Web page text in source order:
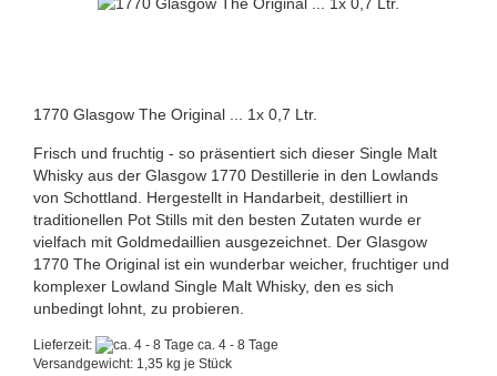
1770 Glasgow The Original ... 1x 0,7 Ltr.
Frisch und fruchtig - so präsentiert sich dieser Single Malt
Whisky aus der Glasgow 1770 Destillerie in den Lowlands
von Schottland. Hergestellt in Handarbeit, destilliert in
traditionellen Pot Stills mit den besten Zutaten wurde er
vielfach mit Goldmedaillien ausgezeichnet. Der Glasgow
1770 The Original ist ein wunderbar weicher, fruchtiger und
komplexer Lowland Single Malt Whisky, den es sich
unbedingt lohnt, zu probieren.
Lieferzeit:
ca. 4 - 8 Tage
Versandgewicht: 1,35 kg je Stück